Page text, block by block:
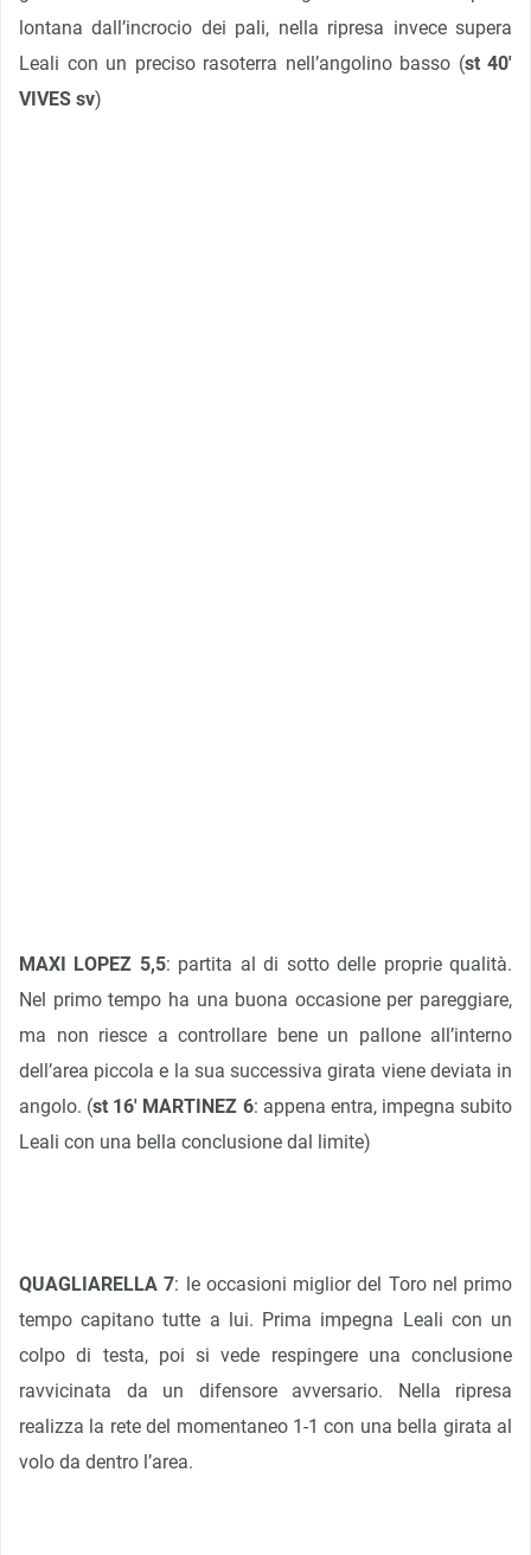
lontana dall’incrocio dei pali, nella ripresa invece supera
Leali con un preciso rasoterra nell’angolino basso (st 40′
VIVES sv)
MAXI LOPEZ 5,5: partita al di sotto delle proprie qualità.
Nel primo tempo ha una buona occasione per pareggiare,
ma non riesce a controllare bene un pallone all’interno
dell’area piccola e la sua successiva girata viene deviata in
angolo. (st 16′ MARTINEZ 6: appena entra, impegna subito
Leali con una bella conclusione dal limite)
QUAGLIARELLA 7: le occasioni miglior del Toro nel primo
tempo capitano tutte a lui. Prima impegna Leali con un
colpo di testa, poi si vede respingere una conclusione
ravvicinata da un difensore avversario. Nella ripresa
realizza la rete del momentaneo 1-1 con una bella girata al
volo da dentro l’area.